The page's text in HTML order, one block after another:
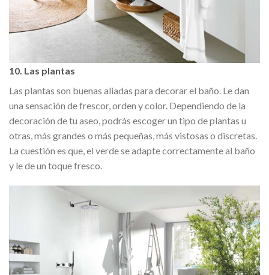
10. Las plantas
Las plantas son buenas aliadas para decorar el baño. Le dan
una sensación de frescor, orden y color. Dependiendo de la
decoración de tu aseo, podrás escoger un tipo de plantas u
otras, más grandes o más pequeñas, más vistosas o discretas.
La cuestión es que, el verde se adapte correctamente al baño
y le de un toque fresco.